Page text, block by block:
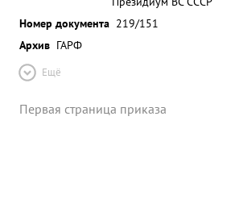
Номер документа 219/151
Архив ГАРФ
Ещё
Первая страница приказа